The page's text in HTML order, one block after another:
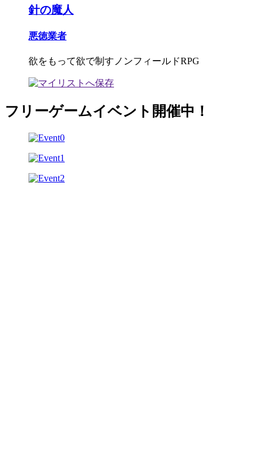
針の魔人
悪徳業者
欲をもって欲で制すノンフィールドRPG
フリーゲームイベント開催中！